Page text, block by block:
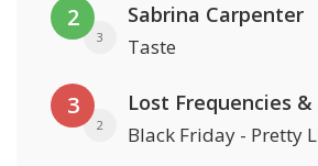
2
3
Sabrina Carpenter
Taste
3
2
Lost Frequencies
Black Friday - Pretty